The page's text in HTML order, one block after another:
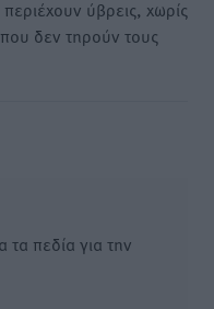
ύβρεις, χωρίς
δεν τηρούν τους
πεδία για την